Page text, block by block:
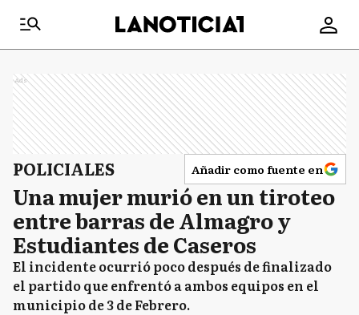
Ads
POLICIALES Añadir como fuente en
Una mujer murió en un tiroteo
entre barras de Almagro y
Estudiantes de Caseros
El incidente ocurrió poco después de finalizado
el partido que enfrentó a ambos equipos en el
municipio de 3 de Febrero.